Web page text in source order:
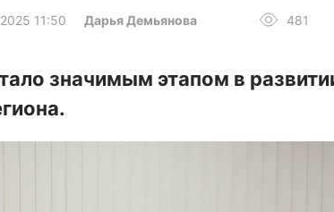
11:50 Дарья Демьянова 481
значимым этапом в